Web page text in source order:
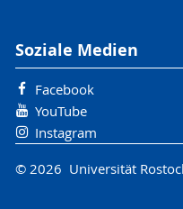
Soziale Medien
Facebook
YouTube
Instagram
© 2026 Universität